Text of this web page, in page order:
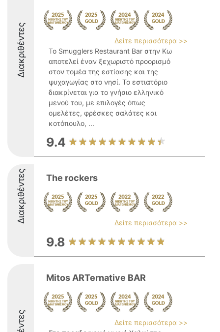
Διακριθέντες
Δείτε περισσότερα >>
Το Smugglers Restaurant Bar στην Κω
αποτελεί έναν ξεχωριστό προορισμό
στον τομέα της εστίασης και της
ψυχαγωγίας στο νησί. Το εστιατόριο
διακρίνεται για το γνήσιο ελληνικό
μενού του, με επιλογές όπως
ομελέτες, φρέσκες σαλάτες και
κοτόπουλο, ...
9.4
Διακριθέντες The rockers
Δείτε περισσότερα >>
9.8
Mitos ARTernative BAR
Δείτε περισσότερα >>